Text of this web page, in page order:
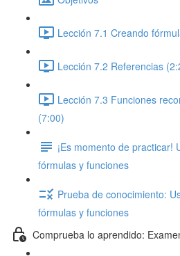
Lección 7.1 Creando
Lección 7.2 Referencias
Lección 7.3 Funciones
(7:00)
¡Es momento de practicar!
fórmulas y funciones
Prueba de conocimiento:
fórmulas y funciones
Comprueba lo aprendido: